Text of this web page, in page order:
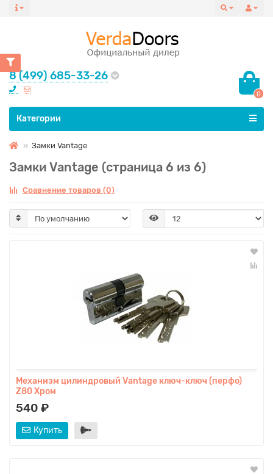
8 (499) 685-33-26
0
Все категории
Категории
Замки Vantage
Замки Vantage (страница 6 из 6)
Сравнение товаров (0)
Механизм цилиндровый Vаntage ключ-ключ (перфо)
Z80 Хром
540 ₽
Купить